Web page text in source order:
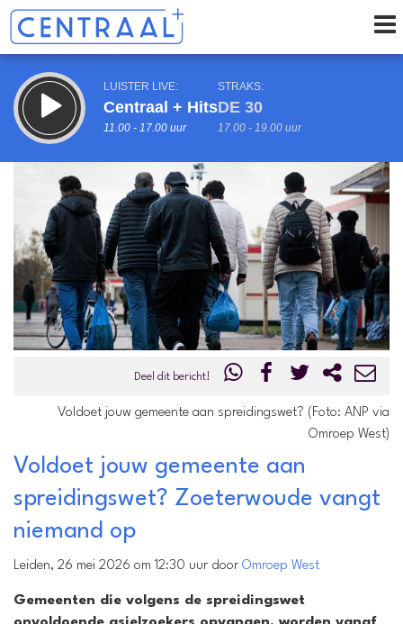
LUISTER LIVE:
Centraal + Hits
11.00 - 17.00 uur
STRAKS:
DE 30
17.00 - 19.00 uur
Vorig uur uur 1 van 0 Volgend uur
Inklappen
Deel dit bericht!
Voldoet jouw gemeente aan spreidingswet? (Foto: ANP via
Omroep West)
Voldoet jouw gemeente aan
spreidingswet? Zoeterwoude vangt
niemand op
Leiden, 26 mei 2026 om 12:30 uur door Omroep West
Gemeenten die volgens de spreidingswet